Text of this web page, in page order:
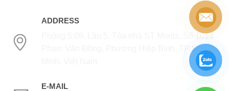
ADDRESS
Phòng 5.09, Lầu 5, Tòa nhà ST Moritz, Số 1014
Phạm Văn Đồng, Phường Hiệp Bình, TP Hồ Chí
E-MAIL